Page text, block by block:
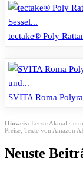
tectake® Poly
SVITA Roma
Hinweis: Letzte
Preise, Texte von Amazon
Neuste